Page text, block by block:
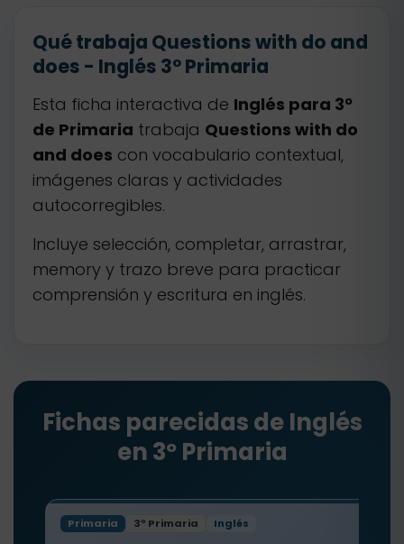
Qué trabaja Questions with do and
does - Inglés 3º Primaria
Esta ficha interactiva de Inglés para 3º
de Primaria trabaja Questions with do
and does con vocabulario contextual,
imágenes claras y actividades
autocorregibles.
Incluye selección, completar, arrastrar,
memory y trazo breve para practicar
comprensión y escritura en inglés.
Fichas parecidas de Inglés
en 3º Primaria
Primaria 3º Primaria Inglés